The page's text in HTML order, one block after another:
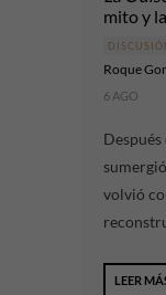
mito y
Roque
6 AGO
volvió
LEER